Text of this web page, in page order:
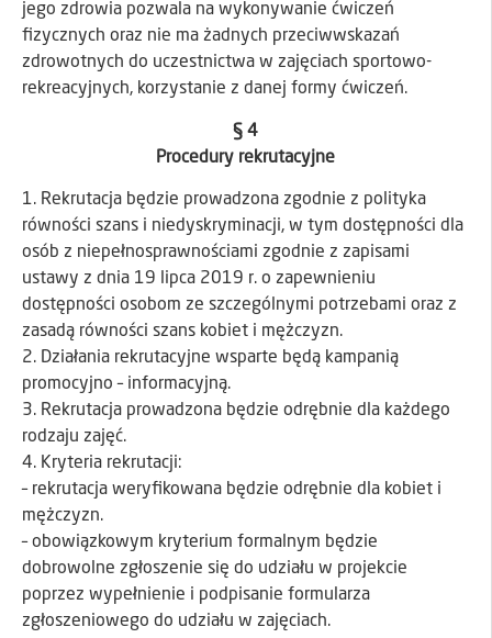
jego zdrowia pozwala na wykonywanie ćwiczeń
fizycznych oraz nie ma żadnych przeciwwskazań
zdrowotnych do uczestnictwa w zajęciach sportowo-
rekreacyjnych, korzystanie z danej formy ćwiczeń.
§ 4
Procedury rekrutacyjne
1. Rekrutacja będzie prowadzona zgodnie z polityka
równości szans i niedyskryminacji, w tym dostępności dla
osób z niepełnosprawnościami zgodnie z zapisami
ustawy z dnia 19 lipca 2019 r. o zapewnieniu
dostępności osobom ze szczególnymi potrzebami oraz z
zasadą równości szans kobiet i mężczyzn.
2. Działania rekrutacyjne wsparte będą kampanią
promocyjno – informacyjną.
3. Rekrutacja prowadzona będzie odrębnie dla każdego
rodzaju zajęć.
4. Kryteria rekrutacji:
– rekrutacja weryfikowana będzie odrębnie dla kobiet i
mężczyzn.
– obowiązkowym kryterium formalnym będzie
dobrowolne zgłoszenie się do udziału w projekcie
poprzez wypełnienie i podpisanie formularza
zgłoszeniowego do udziału w zajęciach.